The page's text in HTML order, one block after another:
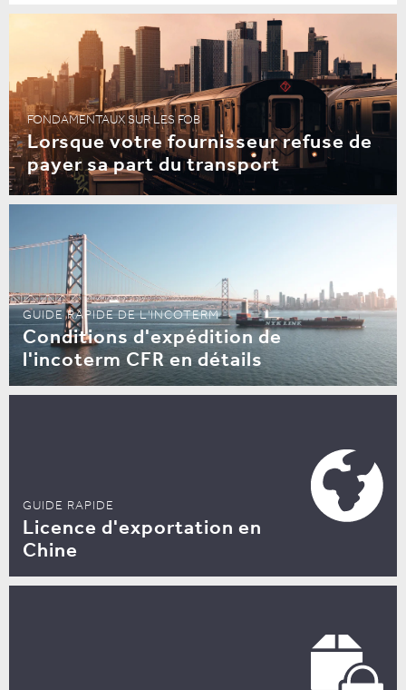
FONDAMENTAUX SUR LES FOB
Lorsque votre fournisseur refuse de
payer sa part du transport
GUIDE RAPIDE DE L'INCOTERM
Conditions d'expédition de
l'incoterm CFR en détails
GUIDE RAPIDE
Licence d'exportation en
Chine